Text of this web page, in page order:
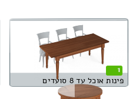
1
פינות אוכל עד 8 סועדים